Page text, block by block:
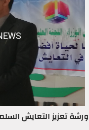
ورشة تعزيز التعايش